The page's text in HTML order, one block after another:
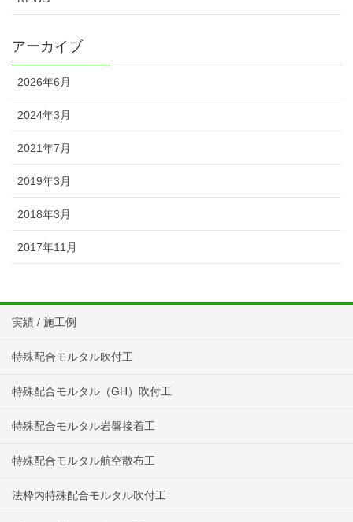
アーカイブ
2026年6月
2024年3月
2021年7月
2019年3月
2018年3月
2017年11月
実績 / 施工例
特殊配合モルタル吹付工
特殊配合モルタル（GH）吹付工
特殊配合モルタル岩盤接着工
特殊配合モルタル航空散布工
法枠内特殊配合モルタル吹付工